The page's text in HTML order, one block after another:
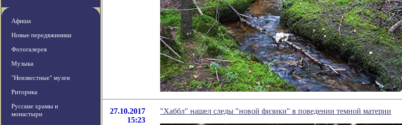
Афиша
Новые передвжиники
Фотогалерея
Музыка
"Неизвестные" музеи
Риторика
Русские храмы и
монастыри
27.10.2017
15:23
"Хаббл" нашел следы "новой физики" в поведении темной материи